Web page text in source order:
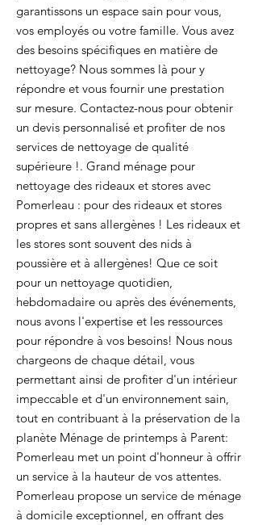
garantissons un espace sain pour vous,
vos employés ou votre famille. Vous avez
des besoins spécifiques en matière de
nettoyage? Nous sommes là pour y
répondre et vous fournir une prestation
sur mesure. Contactez-nous pour obtenir
un devis personnalisé et profiter de nos
services de nettoyage de qualité
supérieure !. Grand ménage pour
nettoyage des rideaux et stores avec
Pomerleau : pour des rideaux et stores
propres et sans allergènes ! Les rideaux et
les stores sont souvent des nids à
poussière et à allergènes! Que ce soit
pour un nettoyage quotidien,
hebdomadaire ou après des événements,
nous avons l'expertise et les ressources
pour répondre à vos besoins! Nous nous
chargeons de chaque détail, vous
permettant ainsi de profiter d'un intérieur
impeccable et d'un environnement sain,
tout en contribuant à la préservation de la
planète Ménage de printemps à Parent:
Pomerleau met un point d'honneur à offrir
un service à la hauteur de vos attentes.
Pomerleau propose un service de ménage
à domicile exceptionnel, en offrant des